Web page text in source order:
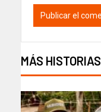
MÁS HISTORIAS